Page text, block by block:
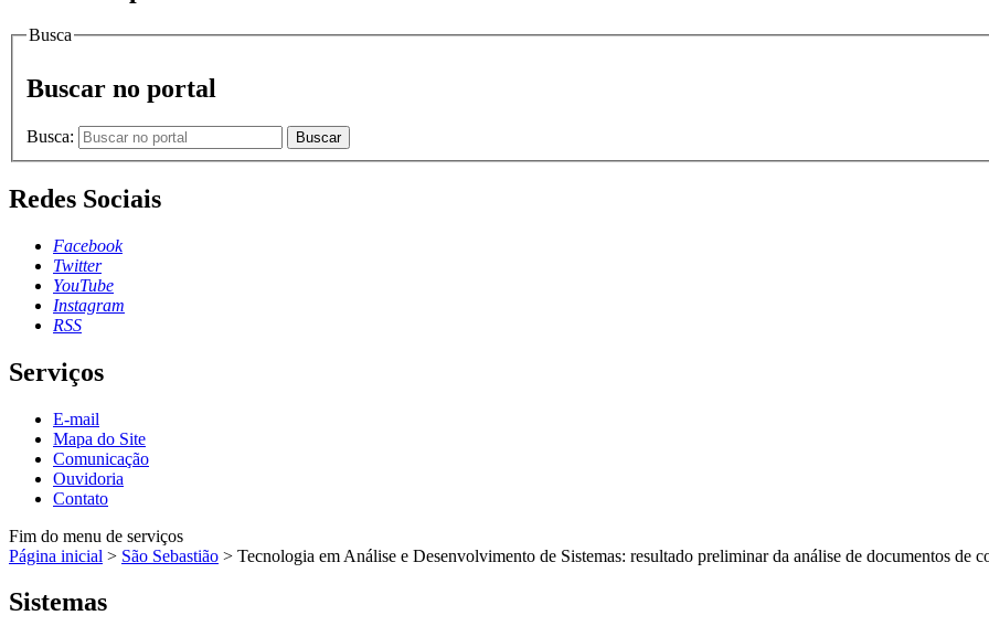
Busca
Buscar no portal
Busca: Buscar
Redes Sociais
Facebook
Twitter
YouTube
Instagram
RSS
Serviços
E-mail
Mapa do Site
Comunicação
Ouvidoria
Contato
Fim do menu de serviços
Página inicial > São Sebastião > Tecnologia em Análise e Desenvolvimento de Sistemas: resultado preliminar da análise de documentos de
Sistemas